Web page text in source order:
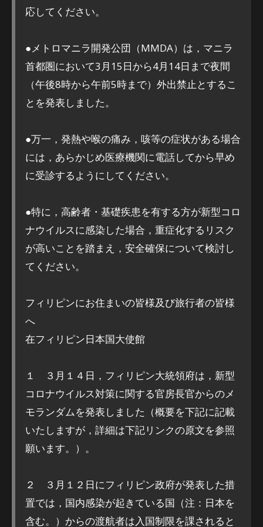
応してください。
●メトロマニラ開発公団（MMDA）は，マニラ
首都圏において3月15日から4月14日まで夜間
（午後8時から午前5時まで）外出禁止とするこ
とを発表しました。
●万一，発熱や喉の痛み，咳等の症状がある場合
には，あらかじめ医療機関に電話してから早め
に受診するようにしてください。
●特に，高齢者・基礎疾患を有する方が新型コロ
ナウイルスに感染した場合，重症化するリスク
が高いことを踏まえ，安全確保について検討し
てください。
フィリピンにお住まいの皆様及び旅行者の皆様
へ
在フィリピン日本国大使館
１ ３月１４日，フィリピン大統領府は，新型
コロナウイルス対策に関する官房長官からのメ
モランダムを発表しました（概要を下記に記載
いたしますが，詳細は下記リンクの原文を参照
願います。）。
２ ３月１２日にフィリピン政府が発表した措
置では，国内感染が起きている国（注：日本を
含む。）からの渡航者は入国制限を課されると